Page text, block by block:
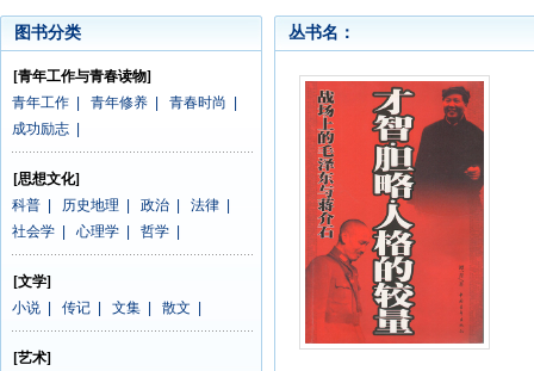
图书分类
[青年工作与青春读物]
青年工作
青年修养 青春时尚
成功励志
[思想文化]
科普
历史地理 政治 法律
社会学
心理学 哲学
[文学]
小说
传记 文集 散文
[艺术]
丛书名：